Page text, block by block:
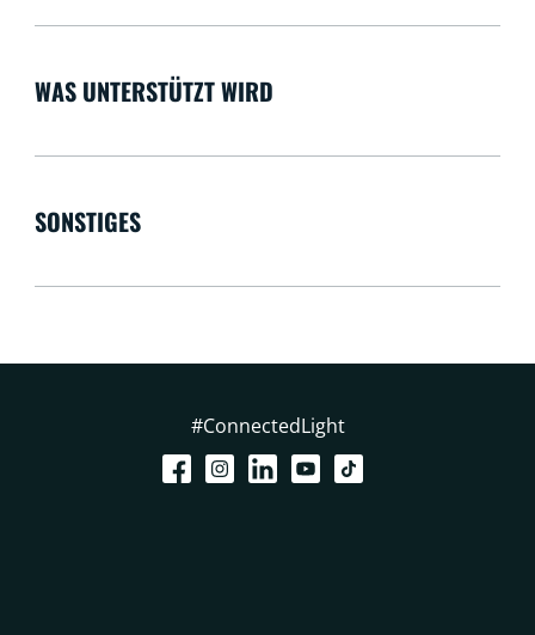
WAS UNTERSTÜTZT WIRD
SONSTIGES
#ConnectedLight